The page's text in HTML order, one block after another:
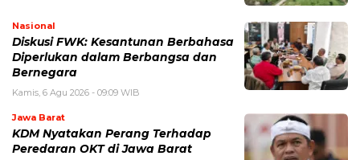
Nasional
Diskusi FWK: Kesantunan Berbahasa
Diperlukan dalam Berbangsa dan
Bernegara
Kamis, 6 Agu 2026 - 09:09 WIB
Jawa Barat
KDM Nyatakan Perang Terhadap
Peredaran OKT di Jawa Barat